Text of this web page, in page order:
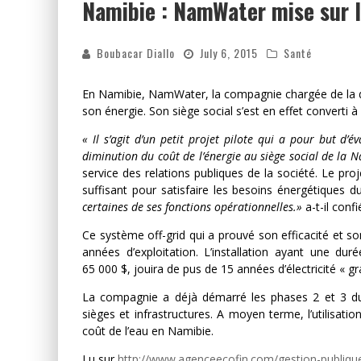
Namibie : NamWater mise sur
Boubacar Diallo July 6, 2015 Santé
En Namibie, NamWater, la compagnie chargée de
son énergie. Son siège social s’est en effet converti
« Il s’agit d’un petit projet pilote qui a pour but
diminution du coût de l’énergie au siège social de la
service des relations publiques de la société. Le
suffisant pour satisfaire les besoins énergétiques
certaines de ses fonctions opérationnelles.» a-t-il
Ce système off-grid qui a prouvé son efficacité et
années d’exploitation. L’installation ayant une
65 000 $, jouira de pus de 15 années d’électricité «
La compagnie a déjà démarré les phases 2 et 3
sièges et infrastructures. A moyen terme,
coût de l’eau en Namibie.